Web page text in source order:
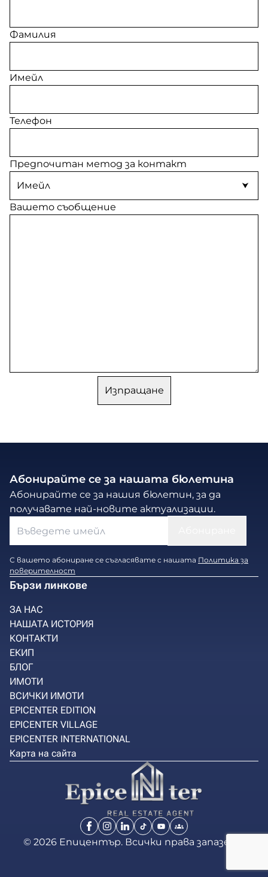
Фамилия
Имейл
Телефон
Предпочитан метод за контакт
Вашето съобщение
Абонирайте се за нашата бюлетина
Абонирайте се за нашия бюлетин, за да
получавате най-новите актуализации.
С вашето абониране се съгласявате с нашата Политика за
поверителност
Бързи линкове
ЗА НАС
НАШАТА ИСТОРИЯ
КОНТАКТИ
ЕКИП
БЛОГ
ИМОТИ
ВСИЧКИ ИМОТИ
EPICENTER EDITION
EPICENTER VILLAGE
EPICENTER INTERNATIONAL
Карта на сайта
© 2026 Епицентър. Всички права запазени.